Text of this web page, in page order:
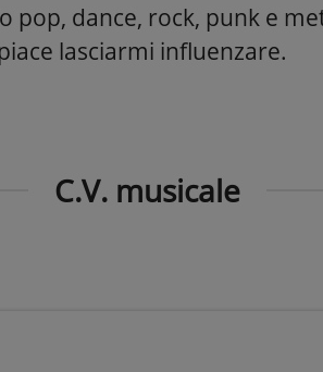
pop, dance, rock, punk e
lasciarmi influenzare.
C.V. musicale